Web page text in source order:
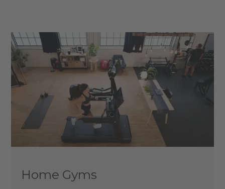
Home Gyms